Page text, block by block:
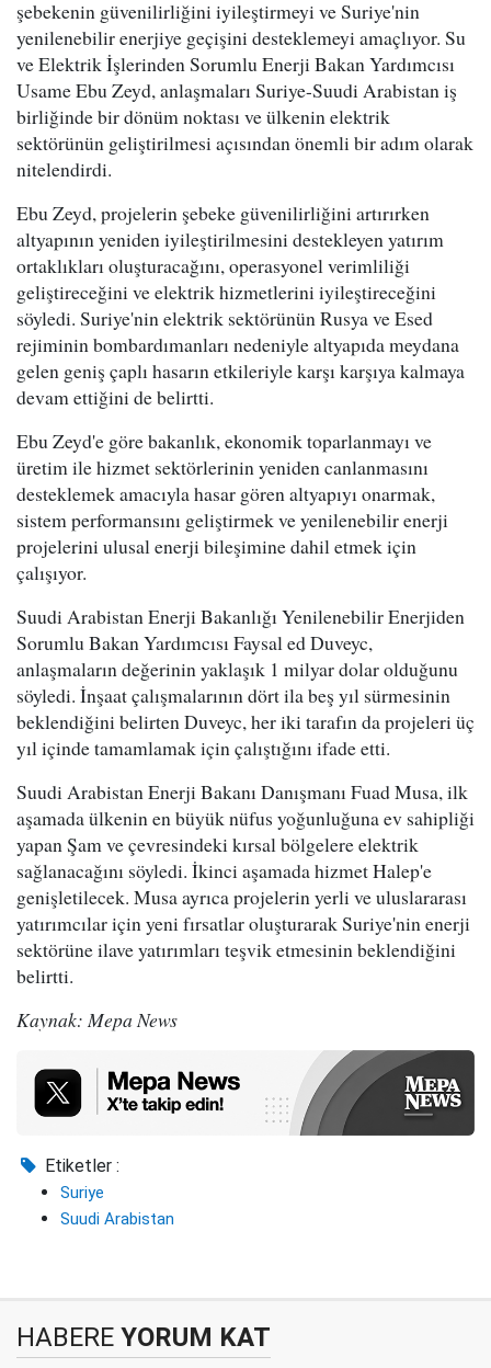
şebekenin güvenilirliğini iyileştirmeyi ve Suriye'nin
yenilenebilir enerjiye geçişini desteklemeyi amaçlıyor. Su
ve Elektrik İşlerinden Sorumlu Enerji Bakan Yardımcısı
Usame Ebu Zeyd, anlaşmaları Suriye-Suudi Arabistan iş
birliğinde bir dönüm noktası ve ülkenin elektrik
sektörünün geliştirilmesi açısından önemli bir adım olarak
nitelendirdi.
Ebu Zeyd, projelerin şebeke güvenilirliğini artırırken
altyapının yeniden iyileştirilmesini destekleyen yatırım
ortaklıkları oluşturacağını, operasyonel verimliliği
geliştireceğini ve elektrik hizmetlerini iyileştireceğini
söyledi. Suriye'nin elektrik sektörünün Rusya ve Esed
rejiminin bombardımanları nedeniyle altyapıda meydana
gelen geniş çaplı hasarın etkileriyle karşı karşıya kalmaya
devam ettiğini de belirtti.
Ebu Zeyd'e göre bakanlık, ekonomik toparlanmayı ve
üretim ile hizmet sektörlerinin yeniden canlanmasını
desteklemek amacıyla hasar gören altyapıyı onarmak,
sistem performansını geliştirmek ve yenilenebilir enerji
projelerini ulusal enerji bileşimine dahil etmek için
çalışıyor.
Suudi Arabistan Enerji Bakanlığı Yenilenebilir Enerjiden
Sorumlu Bakan Yardımcısı Faysal ed Duveyc,
anlaşmaların değerinin yaklaşık 1 milyar dolar olduğunu
söyledi. İnşaat çalışmalarının dört ila beş yıl sürmesinin
beklendiğini belirten Duveyc, her iki tarafın da projeleri üç
yıl içinde tamamlamak için çalıştığını ifade etti.
Suudi Arabistan Enerji Bakanı Danışmanı Fuad Musa, ilk
aşamada ülkenin en büyük nüfus yoğunluğuna ev sahipliği
yapan Şam ve çevresindeki kırsal bölgelere elektrik
sağlanacağını söyledi. İkinci aşamada hizmet Halep'e
genişletilecek. Musa ayrıca projelerin yerli ve uluslararası
yatırımcılar için yeni fırsatlar oluşturarak Suriye'nin enerji
sektörüne ilave yatırımları teşvik etmesinin beklendiğini
belirtti.
Kaynak: Mepa News
Etiketler :
Suriye
Suudi Arabistan
HABERE YORUM KAT